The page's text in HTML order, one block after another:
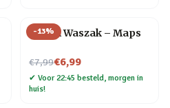
-13%
Travel Waszak – Maps
€7,99
Nu voor€6,99
✔ Voor 22:45 besteld, morgen in
huis!